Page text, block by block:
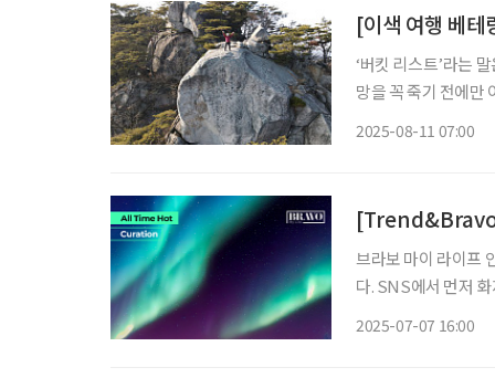
[이색 여행 베
‘버킷 리스트’라는 말
망을 꼭 죽기 전에만
2025-08-11 07:00
[Trend&Bravo]
브라보 마이 라이프
다. SNS에서 먼저
2025-07-07 16:00